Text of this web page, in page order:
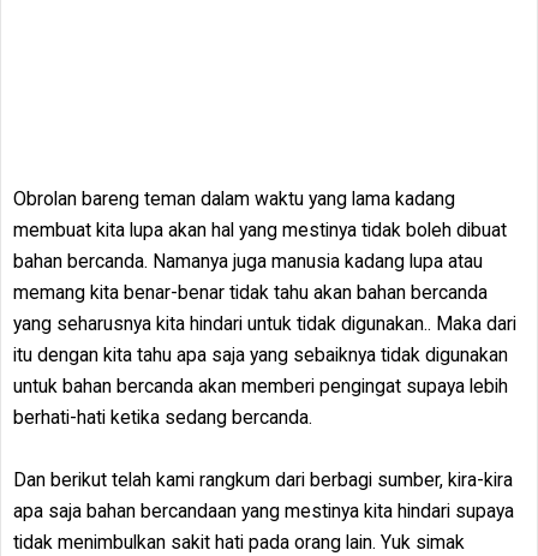
Obrolan bareng teman dalam waktu yang lama kadang
membuat kita lupa akan hal yang mestinya tidak boleh dibuat
bahan bercanda. Namanya juga manusia kadang lupa atau
memang kita benar-benar tidak tahu akan bahan bercanda
yang seharusnya kita hindari untuk tidak digunakan.. Maka dari
itu dengan kita tahu apa saja yang sebaiknya tidak digunakan
untuk bahan bercanda akan memberi pengingat supaya lebih
berhati-hati ketika sedang bercanda.
Dan berikut telah kami rangkum dari berbagi sumber, kira-kira
apa saja bahan bercandaan yang mestinya kita hindari supaya
tidak menimbulkan sakit hati pada orang lain. Yuk simak